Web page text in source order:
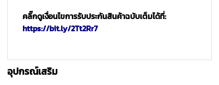
คลิ๊กดูเงื่อนไขการรับประกันสินค้าฉบับเต็มได้ที่:
https://bit.ly/2Tt2Rr7
อุปกรณ์เสริม